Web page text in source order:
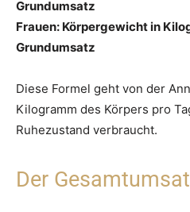
Grundumsatz
Frauen: Körpergewicht in
Grundumsatz
Diese Formel geht von der
Kilogramm des Körpers pro
Ruhezustand verbraucht.
Der